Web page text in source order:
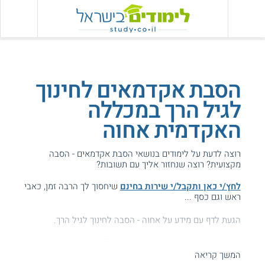
הסבת אקדמאים לחינוך
לגיל הרך במכללה
האקדמית אחוה
רוצה לדעת על לימודים בנושאי הסבת אקדמאים - הסבה
מקצועית? רוצה שנחזור אליך עם תשובות?
לחץ/י כאן ותקבל/י שירות בחינם שיחסוך לך הרבה זמן, כאבי
ראש וגם כסף ...
הגעת לדף עם מידע על אחוה - הסבה לחינוך לגיל הרך.
עזרנו גם לך? דרג אותנו:המשך קריאה